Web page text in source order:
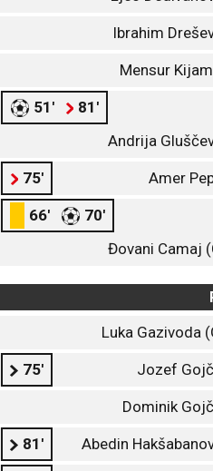
Ibrahim
Mensur
51'
81'
Andrija
75' Amer
66'
70'
Đovani Camaj
Luka Gazivoda
75' Jozef
Dominik
81' Abedin